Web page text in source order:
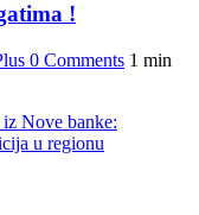
!
0 Comments 1 min